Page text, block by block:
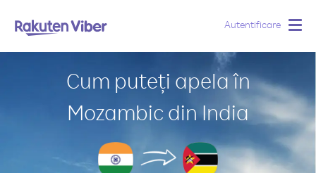
Autentificare
Cum puteți apela în
Mozambic din India